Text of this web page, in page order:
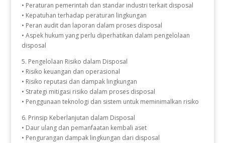
• Peraturan pemerintah dan standar industri terkait disposal
• Kepatuhan terhadap peraturan lingkungan
• Peran audit dan laporan dalam proses disposal
• Aspek hukum yang perlu diperhatikan dalam pengelolaan
disposal
5. Pengelolaan Risiko dalam Disposal
• Risiko keuangan dan operasional
• Risiko reputasi dan dampak lingkungan
• Strategi mitigasi risiko dalam proses disposal
• Penggunaan teknologi dan sistem untuk meminimalkan risiko
6. Prinsip Keberlanjutan dalam Disposal
• Daur ulang dan pemanfaatan kembali aset
• Pengurangan dampak lingkungan dari disposal